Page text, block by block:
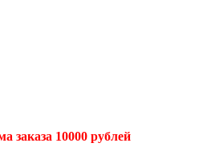
заказа 10000 рублей